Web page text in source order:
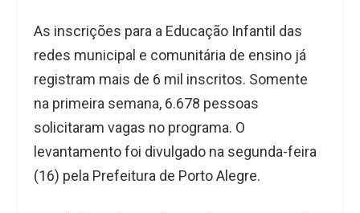
As inscrições para a Educação Infantil das
redes municipal e comunitária de ensino já
registram mais de 6 mil inscritos. Somente
na primeira semana, 6.678 pessoas
solicitaram vagas no programa. O
levantamento foi divulgado na segunda-feira
(16) pela Prefeitura de Porto Alegre.